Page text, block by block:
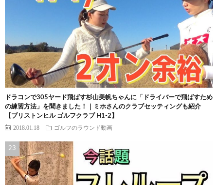
ドラコンで305ヤード飛ばす杉山美帆ちゃんに「ドライバーで飛ばすため
の練習方法」を聞きました！｜ミホさんのクラブセッティングも紹介
【ブリストンヒル ゴルフクラブ H1-2】
2018.01.18 ゴルフのラウンド動画